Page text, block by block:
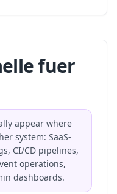
fuer
appear where
system: SaaS-
CI/CD pipelines,
operations,
dashboards.